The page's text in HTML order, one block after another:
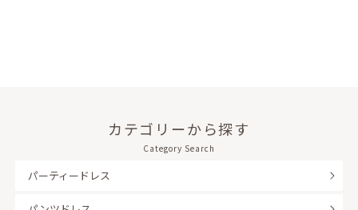
カテゴリーから探す
Category Search
パーティードレス